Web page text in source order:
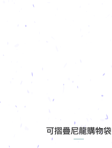
可摺疊尼龍購物袋